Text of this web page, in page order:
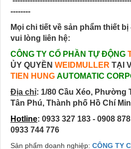
--------
Mọi chi tiết về sản phẩm thiết
vui lòng liên hệ:
CÔNG TY CỔ PHẦN TỰ ĐỘNG
ỦY QUYỀN WEIDMULLER TẠI
TIEN HUNG AUTOMATIC
Địa chỉ: 1/80 Cầu Xéo, Phường
Tân Phú, Thành phố Hồ Chí
Hotline: 0933 327 183 - 0908
0933 744 776
Sản phẩm doanh nghiệp: CÔNG TY